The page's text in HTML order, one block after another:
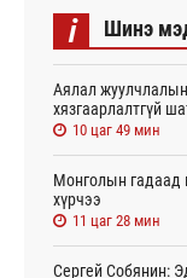
i Шинэ
Аялал
хязгаарлалтгүй
10 цаг 49 мин
Монголын гадаад
хүрчээ
11 цаг 28 мин
Сергей Собянин: